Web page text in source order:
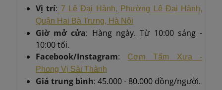
Vị trí: 7 Lê Đại Hành, Phường Lê Đại Hành,
Quận Hai Bà Trưng, ​​Hà Nội
Giờ mở cửa: Hàng ngày. Từ 10:00 sáng -
10:00 tối.
Facebook/Instagram:
Cơm Tấm Xưa -
Phong Vị Sài Thành
Giá trung bình: 45.000 - 80.000 đồng/người.